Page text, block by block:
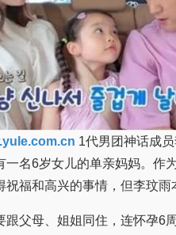
一名6岁女儿的单亲妈妈。作
福和高兴的事情，但李玟雨
父母、姐姐同住，连怀孕6